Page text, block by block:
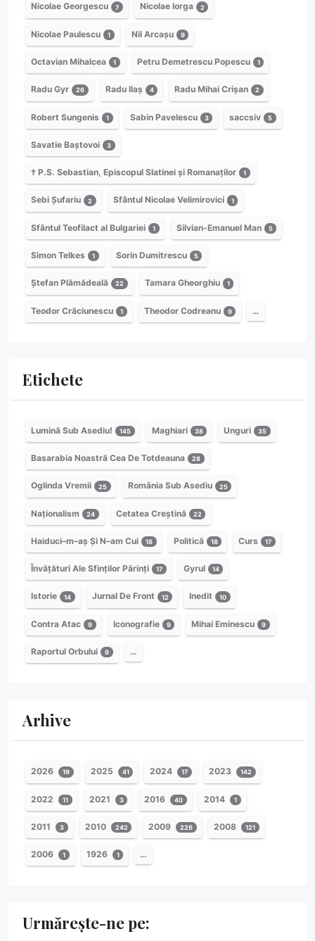
Nicolae Georgescu 7 Nicolae Iorga 2
Nicolae Paulescu 1 Nil Arcașu 9
Octavian Mihalcea 1 Petru Demetrescu Popescu 1
Radu Gyr 26 Radu Ilaș 4 Radu Mihai Crișan 2
Robert Sungenis 1 Sabin Pavelescu 3 saccsiv 5
Savatie Baștovoi 3
† P.S. Sebastian, Episcopul Slatinei și Romanaților 1
Sebi Șufariu 2 Sfântul Nicolae Velimirovici 1
Sfântul Teofilact al Bulgariei 1 Silvian-Emanuel Man 5
Simon Telkes 1 Sorin Dumitrescu 5
Ștefan Plămădeală 22 Tamara Gheorghiu 1
Teodor Crăciunescu 1 Theodor Codreanu 9 …
Etichete
Lumină Sub Asediu! 145 Maghiari 38 Unguri 35
Basarabia Noastră Cea De Totdeauna 28
Oglinda Vremii 25 România Sub Asediu 25
Naționalism 24 Cetatea Creștină 22
Haiduci–m–aș Și N–am Cui 18 Politică 18 Curs 17
Învățături Ale Sfinților Părinți 17 Gyrul 14
Istorie 14 Jurnal De Front 12 Inedit 10
Contra Atac 9 Iconografie 9 Mihai Eminescu 9
Raportul Orbului 9 …
Arhive
2026 19 2025 41 2024 17 2023 142
2022 11 2021 3 2016 40 2014 1
2011 3 2010 242 2009 226 2008 121
2006 1 1926 1 …
Urmărește-ne pe: